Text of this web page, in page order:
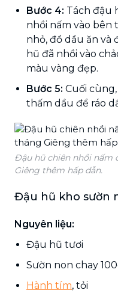
Bước 4: Tách đậu
nhồi nấm vào bên
nhỏ, đổ dầu ăn và
hũ đã nhồi vào
màu vàng đẹp.
Bước 5: Cuối
thấm dầu để ráo
Đậu hũ chiên nhồi nấm
Giêng thêm hấp dẫn.
Đậu hũ kho sườn
Nguyên liệu:
Đậu hũ tươi
Sườn non chay
Hành tím, tỏi